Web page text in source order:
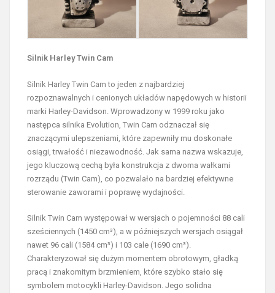
Silnik Harley Twin Cam
Silnik Harley Twin Cam to jeden z najbardziej
rozpoznawalnych i cenionych układów napędowych w historii
marki Harley-Davidson. Wprowadzony w 1999 roku jako
następca silnika Evolution, Twin Cam odznaczał się
znaczącymi ulepszeniami, które zapewniły mu doskonałe
osiągi, trwałość i niezawodność. Jak sama nazwa wskazuje,
jego kluczową cechą była konstrukcja z dwoma wałkami
rozrządu (Twin Cam), co pozwalało na bardziej efektywne
sterowanie zaworami i poprawę wydajności.
Silnik Twin Cam występował w wersjach o pojemności 88 cali
sześciennych (1450 cm³), a w późniejszych wersjach osiągał
nawet 96 cali (1584 cm³) i 103 cale (1690 cm³).
Charakteryzował się dużym momentem obrotowym, gładką
pracą i znakomitym brzmieniem, które szybko stało się
symbolem motocykli Harley-Davidson. Jego solidna